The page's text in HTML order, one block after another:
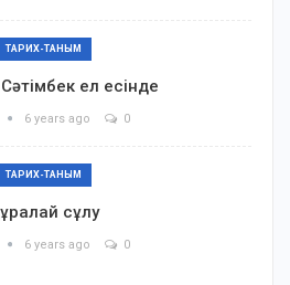
ТАРИХ-ТАНЫМ
ел есінде
6 years ago 0
ТАРИХ-ТАНЫМ
сұлу
6 years ago 0